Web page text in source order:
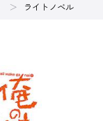
ライトノベル